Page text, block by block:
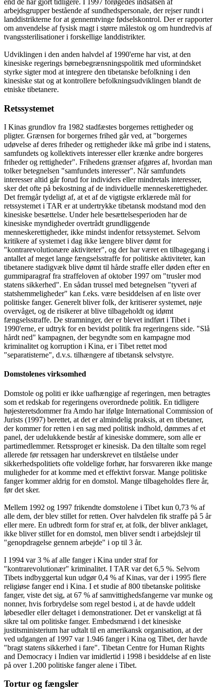
arbejdsgrupper bestående af sundhedspersonale, der rejser rundt i
landdistrikterne for at gennemtvinge fødselskontrol. Der er rapporter
om anvendelse af fysisk magt i større målestok og om hundredvis af
tvangssterilisationer i forskellige landdistrikter.
Udviklingen i den anden halvdel af 1990'erne har vist, at den
kinesiske regerings børnebegrænsningspolitik med uformindsket
styrke sigter mod at integrere den tibetanske befolkning i den
kinesiske stat og at kontrollere befolkningsudviklingen blandt de
etniske tibetanere.
Retssystemet
I Kinas grundlov fra 1982 stadfæstes borgernes rettigheder og
pligter. Grænsen for borgernes frihed går ved, at "borgernes
udøvelse af deres friheder og rettigheder ikke må gribe ind i statens,
samfundets og kollektivets interesser eller krænke andre borgeres
friheder og rettigheder". Frihedens grænser afgøres af, hvordan man
tolker betegnelsen "samfundets interesser". Når samfundets
interesser altid går forud for individers eller mindretals interesser,
sker det ofte på bekostning af de individuelle menneskerettigheder.
Det fremgår tydeligt af, at et af de vigtigste erklærede mål for
retssystemet i TAR er at undertrykke tibetansk modstand mod den
kinesiske besættelse. Under hele besættelsesperioden har de
kinesiske myndigheder overtrådt grundliggende
menneskerettigheder, ikke mindst indenfor retssystemet. Selvom
kritikere af systemet i dag ikke længere bliver dømt for
"kontrarevolutionære aktiviteter", og der har været en tilbagegang i
antallet af meget lange fængselsstraffe for politiske aktiviteter, kan
tibetanere stadigvæk blive dømt til hårde straffe eller døden efter en
gummiparagraf fra straffeloven af oktober 1997 om "trusler mod
statens sikkerhed". En sådan trussel med betegnelsen "tyveri af
statshemmeligheder" kan f.eks. være besiddelsen af en liste over
politiske fanger. Generelt bliver folk, der kritiserer systemet, nøje
overvåget, og de risikerer at blive tilbageholdt og idømt
fængselsstraffe. De stramninger, der er blevet indført i Tibet i
1990'erne, er udtryk for en bevidst politik fra regeringens side. "Slå
hårdt ned" kampagnen, der begyndte som en kampagne mod
kriminalitet og korruption i Kina, er i Tibet rettet mod
"separatisterne", d.v.s. tilhængere af tibetansk selvstyre.
Domstolenes virksomhed
Domstole og politi er ikke uafhængige af regeringen, men betragtes
som et redskab for regeringens overordnede politik. En tidligere
højesteretsdommer fra Amdo har ifølge International Commission of
Jurists (1997) berettet, at det er almindelig praksis, at en tibetaner,
der kommer for retten i en sag med politisk indhold, dømmes af et
panel, der udelukkende består af kinesiske dommere, som alle er
partimedlemmer. Retssproget er kinesisk. Da den tiltalte som regel
allerede før retssagen har underskrevet en tilståelse under
sikkerhedspolitiets ofte voldelige forhør, har forsvareren ikke mange
muligheder for at komme med et effektivt forsvar. Mange politiske
fanger kommer aldrig for en domstol. Mange tilbageholdes flere år,
før det sker.
Mellem 1992 og 1997 frikendte domstolene i Tibet kun 0,73 % af
alle dem, der blev stillet for retten. Over halvdelen fik straffe på 5 år
eller mere. En udbredt form for straf er, at folk, der bliver anklaget,
ikke bliver stillet for en domstol, men bliver sendt i arbejdslejr til
"genopdragelse gennem arbejde" i op til 3 år.
I 1994 var 3 % af alle fanger i Kina under straf for
"kontrarevolutionær" kriminalitet. I TAR var det 6,5 %. Selvom
Tibets indbyggertal kun udgør 0,4 % af Kinas, var der i 1995 flere
religiøse fanger end i Kina. I et studie af 800 tibetanske politiske
fanger, viste det sig, at 67 % af samvittighedsfangerne var munke og
nonner, hvis forbrydelse som regel bestod i, at de havde uddelt
løbesedler eller deltaget i demonstrationer. Det er vanskeligt at få
sikre tal om politiske fanger. Embedsmænd i det kinesiske
justitsministerium har udtalt til en amerikansk organisation, at der
ved udgangen af 1997 var 1.946 fanger i Kina og Tibet, der havde
"bragt statens sikkerhed i fare". Tibetan Centre for Human Rights
and Democracy i Indien var imidlertid i 1998 i besiddelse af en liste
på over 1.200 politiske fanger alene i Tibet.
Tortur og fængsler